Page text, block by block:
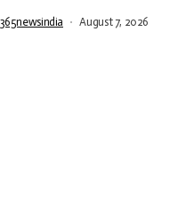
August 7, 2026